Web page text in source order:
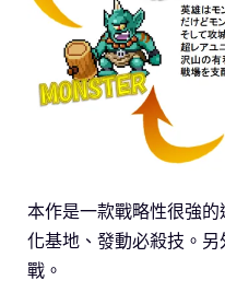
本作是一款戰略性很強
化基地、發動必殺技。
戰。